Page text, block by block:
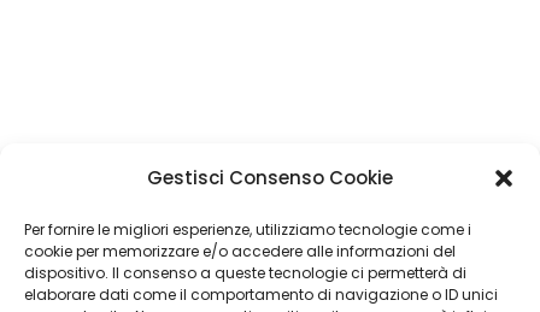
Gestisci Consenso Cookie
Per fornire le migliori esperienze, utilizziamo tecnologie come i
cookie per memorizzare e/o accedere alle informazioni del
dispositivo. Il consenso a queste tecnologie ci permetterà di
elaborare dati come il comportamento di navigazione o ID unici
Restiamo in
contatto!